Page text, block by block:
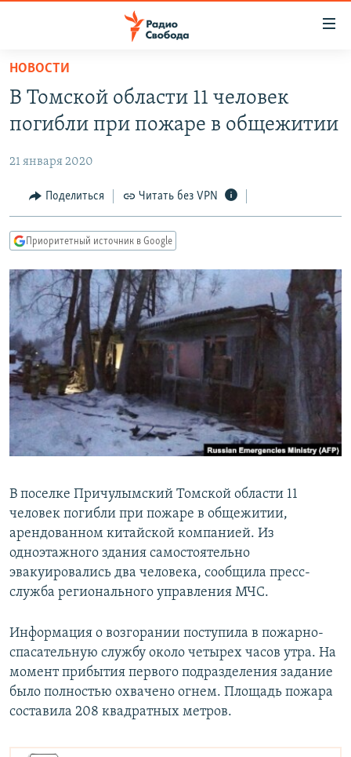
упрощенного
доступа
Вернуться
основному
Вернутся
главной
навигации
Вернутся
поиску
ПОДКАСТЫ
АВТОРСКИЕ ПРОЕКТЫ
ЦИТАТЫ СВОБОДЫ
МНЕНИЯ
IDEL.РЕАЛИИ
КАВКАЗ.РЕАЛИИ
СЕВЕР.РЕАЛИИ
СИБИРЬ.РЕАЛИИ
РАСПИСАНИЕ ВЕЩАНИЯ
ПОДПИШИТЕСЬ НА РАССЫЛКУ
СОЦИАЛЬНЫЕ СЕТИ
Все сайты РСЕ/РС
НОВОСТИ
В Томской области 11 человек
погибли при пожаре в общежитии
21 января 2020
Поделиться Читать без VPN
Приоритетный источник в Google
В поселке Причулымский Томской области 11
человек погибли при пожаре в общежитии,
арендованном китайской компанией. Из
одноэтажного здания самостоятельно
эвакуировались два человека, сообщила пресс-
служба регионального управления МЧС.
Информация о возгорании поступила в пожарно-
спасательную службу около четырех часов утра. На
момент прибытия первого подразделения задание
было полностью охвачено огнем. Площадь пожара
составила 208 квадратных метров.